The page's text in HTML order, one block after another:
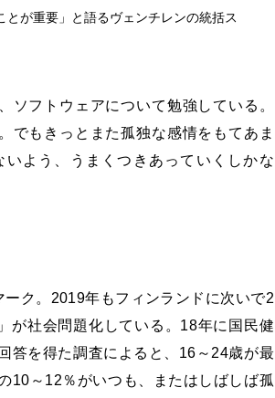
とが重要」と語るヴェンチレンの統括ス
ソフトウェアについて勉強している。
でもきっとまた孤独な感情をもてあま
よう、うまくつきあっていくしかな
ク。2019年もフィンランドに次いで2
が社会問題化している。18年に国民健
答を得た調査によると、16～24歳が最
10～12％がいつも、またはしばしば孤